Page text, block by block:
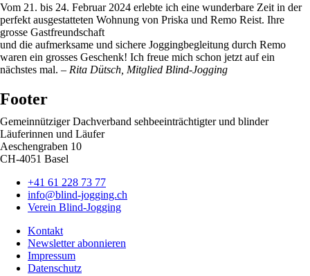
Vom 21. bis 24. Februar 2024 erlebte ich eine wunderbare Zeit in der
perfekt ausgestatteten Wohnung von Priska und Remo Reist. Ihre
grosse Gastfreundschaft
und die aufmerksame und sichere Joggingbegleitung durch Remo
waren ein grosses Geschenk! Ich freue mich schon jetzt auf ein
nächstes mal. – Rita Dütsch, Mitglied Blind-Jogging
Footer
Gemeinnütziger Dachverband sehbeeinträchtigter und blinder
Läuferinnen und Läufer
Aeschengraben 10
CH-4051 Basel
+41 61 228 73 77
info@blind-jogging.ch
Verein Blind-Jogging
Kontakt
Newsletter abonnieren
Impressum
Datenschutz